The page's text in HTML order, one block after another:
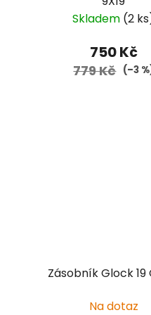
Skladem (2
750 Kč
779 Kč (–3
Zásobník Glock 19
Na dotaz